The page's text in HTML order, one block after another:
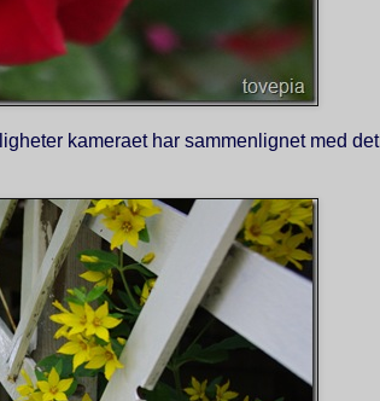
kameraet har sammenlignet med det